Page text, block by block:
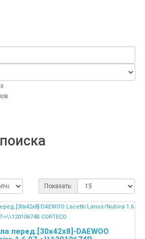
Показать:
перед.[30x42x8]-DAEWOO